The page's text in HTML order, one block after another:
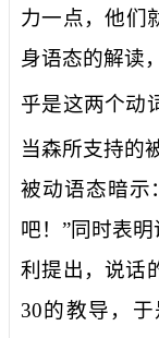
力一点，他们
身语态的解读
乎是这两个动
当森所支持的
被动语态暗示
吧！”同时表
利提出，说话
30的教导，